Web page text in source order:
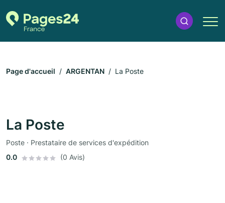
Page d'accueil ARGENTAN La Poste
La Poste
Poste · Prestataire de services d'expédition
0.0
(0 Avis)